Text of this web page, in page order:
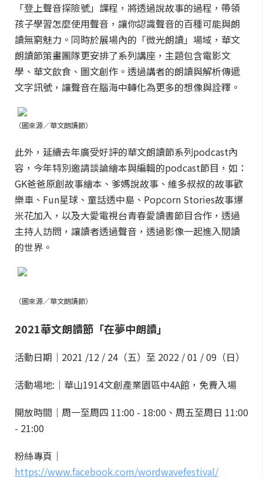
「登上聲音探險號」課程，將透過說故事的過程，帶領
孩子學習怎麼使用聲音，讓你認識聲音的百種可能與朗
讀無窮魅力。同時於展場內的「微光朗讀」場域，華文
朗讀節策畫團隊更安排了系列講座，主題包含電影文
學、華文飲食、圖文創作。透過講者的朗讀與解析傳遞
文字訊號，讓聲音在腦海中轉化為更多的想像與詮釋。
（圖來源／華文朗讀節）
此外， 延續去年廣受好評的華文朗讀節系列podcast內
容，今年特別邀請談論繪本與編輯的podcast節目，如：
GK爸爸原創故事繪本、爹媽說故事、 維多叔叔的故事歡
樂車 、Fun星球、童話透中島、Popcorn Stories故事爆
米花加入，以及大愛電視台青春愛讀書節目合作，透過
主持人訪問，讓讀者透過聲音，透過影像一起進入閱讀
的世界。
（圖來源／華文朗讀節）
2021華文朗讀節 「在夢中朗讀」
活動日期｜2021 /12 / 24（五）至 2022 / 01 / 09（日）
活動場地:｜華山1914文創產業園區中4A館，免費入場
開放時間｜周一至周四 11:00 - 18:00、周五至周日 11:00
- 21:00
粉絲專頁｜
https://www.facebook.com/wordwavefestival/